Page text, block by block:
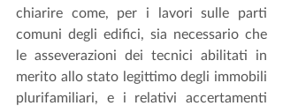
chiarire come, per i lavori sulle parti
comuni degli edifici, sia necessario che
le asseverazioni dei tecnici abilitati in
merito allo stato legittimo degli immobili
plurifamiliari, e i relativi accertamenti